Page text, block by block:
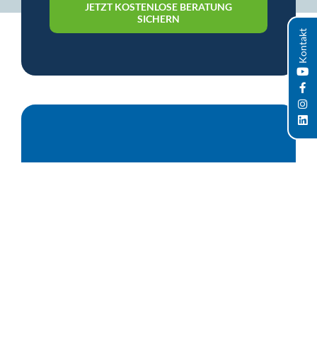
JETZT KOSTENLOSE BERATUNG
SICHERN
Kontakt